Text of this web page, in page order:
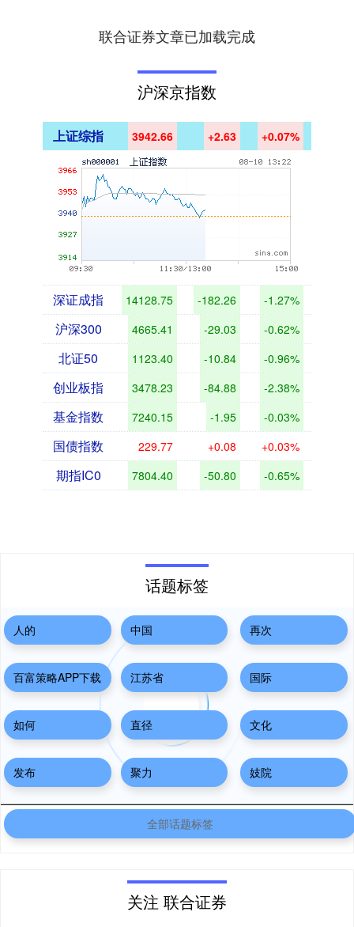
联合证券文章已加载完成
沪深京指数
上证综指 3942.66 +2.63 +0.07%
深证成指 14128.75 -182.26 -1.27%
沪深300 4665.41 -29.03 -0.62%
北证50 1123.40 -10.84 -0.96%
创业板指 3478.23 -84.88 -2.38%
基金指数 7240.15 -1.95 -0.03%
国债指数 229.77 +0.08 +0.03%
期指IC0 7804.40 -50.80 -0.65%
话题标签
人的 中国 再次
百富策略APP下载 江苏省 国际
如何 直径 文化
发布 聚力 妓院
全部话题标签
关注 联合证券